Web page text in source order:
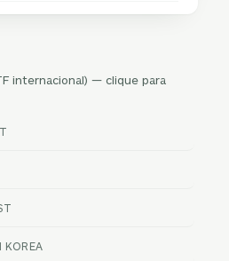
internacional) — clique para
KOREA